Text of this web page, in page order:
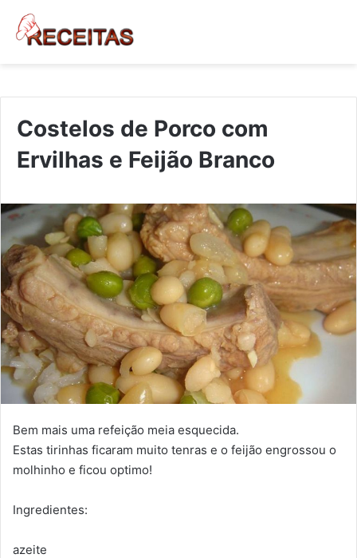
Costelos de Porco com
Ervilhas e Feijão Branco
Bem mais uma refeição meia esquecida.
Estas tirinhas ficaram muito tenras e o feijão engrossou o
molhinho e ficou optimo!
Ingredientes:
azeite